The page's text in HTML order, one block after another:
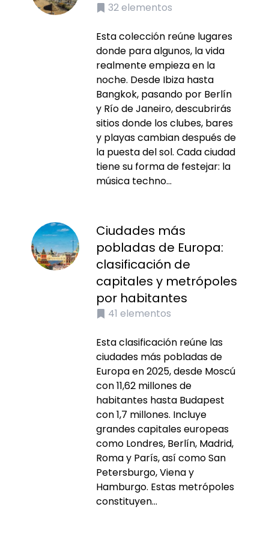
32elementos
Esta colección reúne lugares
donde para algunos, la vida
realmente empieza en la
noche. Desde Ibiza hasta
Bangkok, pasando por Berlín
y Río de Janeiro, descubrirás
sitios donde los clubes, bares
y playas cambian después de
la puesta del sol. Cada ciudad
tiene su forma de festejar: la
música techno...
Ciudades más
pobladas de Europa:
clasificación de
capitales y metrópoles
por habitantes
41 elementos
Esta clasificación reúne las
ciudades más pobladas de
Europa en 2025, desde Moscú
con 11,62 millones de
habitantes hasta Budapest
con 1,7 millones. Incluye
grandes capitales europeas
como Londres, Berlín, Madrid,
Roma y París, así como San
Petersburgo, Viena y
Hamburgo. Estas metrópoles
constituyen...